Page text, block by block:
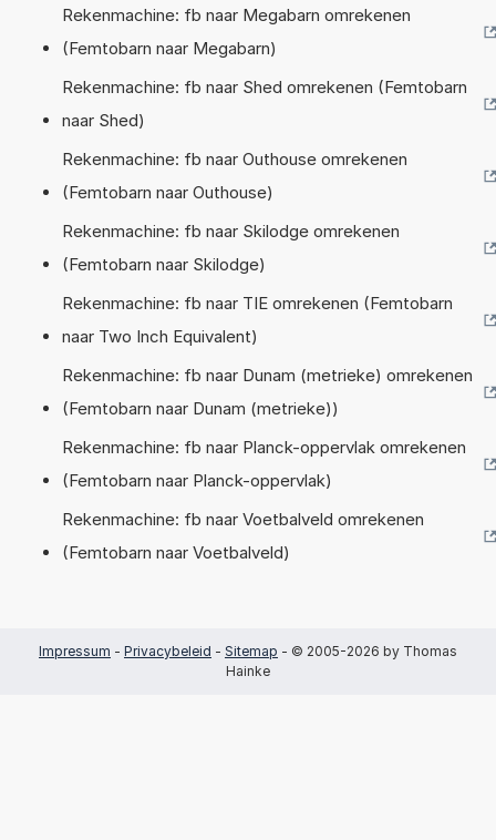
Rekenmachine: fb naar Megabarn omrekenen
(Femtobarn naar Megabarn)
Rekenmachine: fb naar Shed omrekenen (Femtobarn
naar Shed)
Rekenmachine: fb naar Outhouse omrekenen
(Femtobarn naar Outhouse)
Rekenmachine: fb naar Skilodge omrekenen
(Femtobarn naar Skilodge)
Rekenmachine: fb naar TIE omrekenen (Femtobarn
naar Two Inch Equivalent)
Rekenmachine: fb naar Dunam (metrieke) omrekenen
(Femtobarn naar Dunam (metrieke))
Rekenmachine: fb naar Planck-oppervlak omrekenen
(Femtobarn naar Planck-oppervlak)
Rekenmachine: fb naar Voetbalveld omrekenen
(Femtobarn naar Voetbalveld)
Impressum - Privacybeleid - Sitemap - © 2005-2026 by Thomas
Hainke